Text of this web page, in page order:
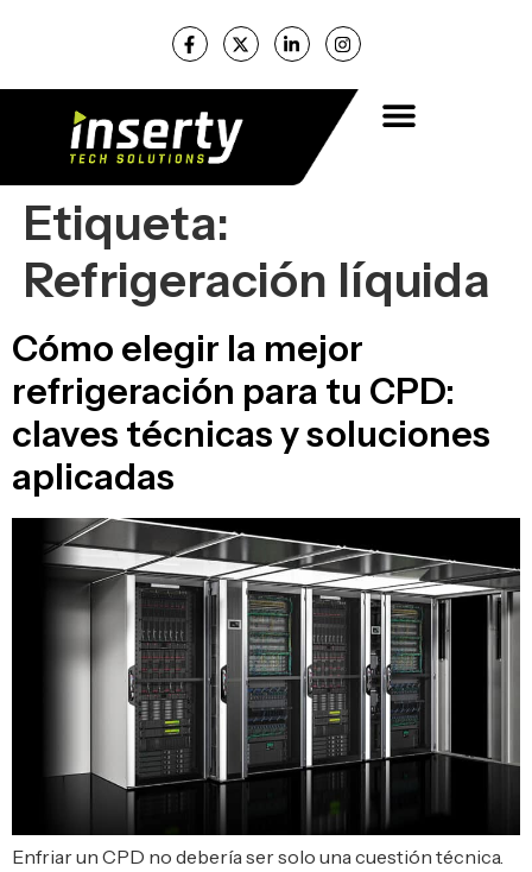
Etiqueta:
Refrigeración líquida
Cómo elegir la mejor
refrigeración para tu CPD:
claves técnicas y soluciones
aplicadas
Enfriar un CPD no debería ser solo una cuestión técnica.